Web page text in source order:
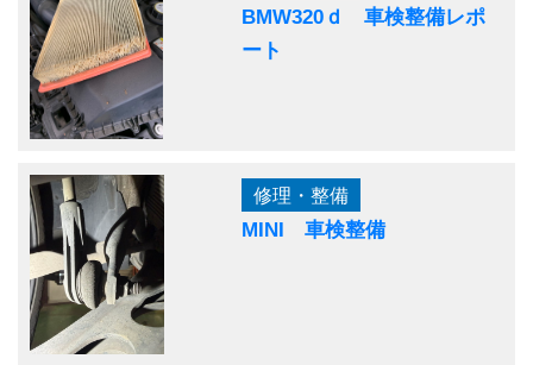
BMW320ｄ 車検整備レポ
ート
修理・整備
MINI 車検整備